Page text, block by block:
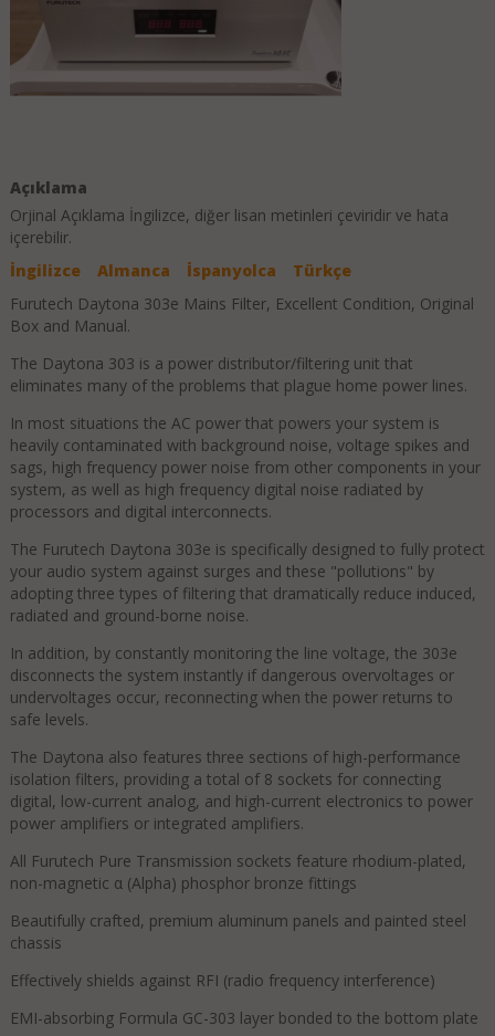
Açıklama
Orjinal Açıklama İngilizce, diğer lisan metinleri çeviridir ve hata
içerebilir.
İngilizce
Almanca İspanyolca
Türkçe
Furutech Daytona 303e Mains Filter, Excellent Condition, Original
Box and Manual.
The Daytona 303 is a power distributor/filtering unit that
eliminates many of the problems that plague home power lines.
In most situations the AC power that powers your system is
heavily contaminated with background noise, voltage spikes and
sags, high frequency power noise from other components in your
system, as well as high frequency digital noise radiated by
processors and digital interconnects.
The Furutech Daytona 303e is specifically designed to fully protect
your audio system against surges and these "pollutions" by
adopting three types of filtering that dramatically reduce induced,
radiated and ground-borne noise.
In addition, by constantly monitoring the line voltage, the 303e
disconnects the system instantly if dangerous overvoltages or
undervoltages occur, reconnecting when the power returns to
safe levels.
The Daytona also features three sections of high-performance
isolation filters, providing a total of 8 sockets for connecting
digital, low-current analog, and high-current electronics to power
power amplifiers or integrated amplifiers.
All Furutech Pure Transmission sockets feature rhodium-plated,
non-magnetic α (Alpha) phosphor bronze fittings
Beautifully crafted, premium aluminum panels and painted steel
chassis
Effectively shields against RFI (radio frequency interference)
EMI-absorbing Formula GC-303 layer bonded to the bottom plate